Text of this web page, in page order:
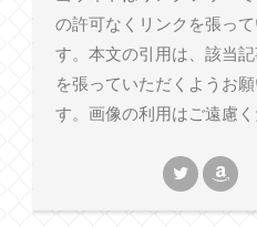
の許可なくリンクを張っ
す。本文の引用は、該当
を張っていただくようお
す。画像の利用はご遠慮く